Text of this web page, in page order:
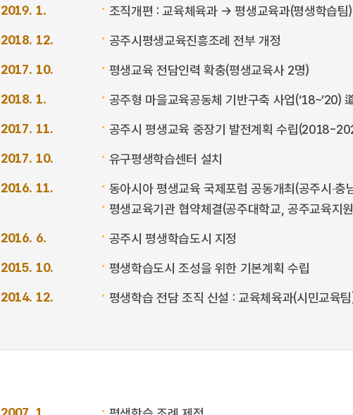
2019. 1.
조직개편 : 교육체육과 → 평생교육과(평생학습팀)
2018. 12.
공주시평생교육진흥조례 전부 개정
2017. 10.
평생교육 전담인력 확충(평생교육사 2명)
2018. 1.
공주형 마을교육공동체 기반구축 사업(‘18~’20)
2017. 11.
공주시 평생교육 중장기 발전계획 수립(2018-
2017. 10.
유구평생학습센터 설치
2016. 11.
동아시아 평생교육 국제포럼 공동개최(공주시‧충
평생교육기관 협약체결(공주대학교, 공주교육지
2016. 6.
공주시 평생학습도시 지정
2015. 10.
평생학습도시 조성을 위한 기본계획 수립
2014. 12.
평생학습 전담 조직 신설 : 교육체육과(시민교육